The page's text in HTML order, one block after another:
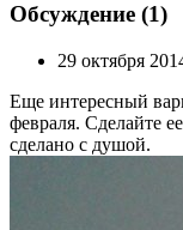
Обсуждение (1)
29 октября
Еще интересный
февраля. Сделайте
сделано с душой.